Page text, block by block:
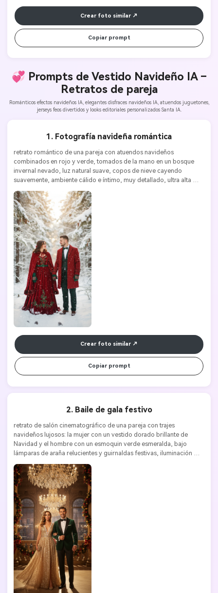
Crear foto similar
Copiar prompt
💞 Prompts de Vestido Navideño IA –
Retratos de pareja
Románticos efectos navideños IA, elegantes disfraces navideños IA, atuendos juguetones,
jerseys feos divertidos y looks editoriales personalizados Santa IA.
1. Fotografía navideña romántica
retrato romántico de una pareja con atuendos navideños
combinados en rojo y verde, tomados de la mano en un bosque
invernal nevado, luz natural suave, copos de nieve cayendo
suavemente, ambiente cálido e íntimo, muy detallado, ultra alta
resolución
Crear foto similar
Copiar prompt
2. Baile de gala festivo
retrato de salón cinematográfico de una pareja con trajes
navideños lujosos: la mujer con un vestido dorado brillante de
Navidad y el hombre con un esmoquin verde esmeralda, bajo
lámparas de araña relucientes y guirnaldas festivas, iluminación